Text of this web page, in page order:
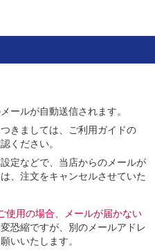
ールが自動送信されます。
きましては、ご利用ガイドの
ください。
定などで、当店からのメールが
、注文をキャンセルさせていた
使用の場合、メールが届かない
恐縮ですが、別のメールアドレ
いいたします。